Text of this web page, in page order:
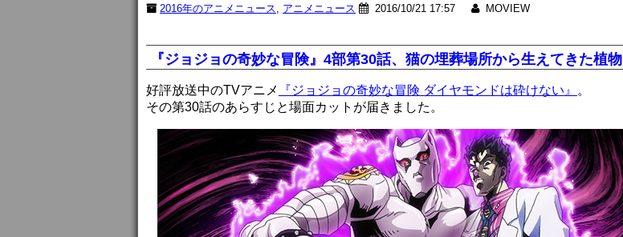
2016年のアニメニュース アニメニュース 2016/10/21 17:57 MOVIEW
『ジョジョの奇妙な冒険』4部第30話、猫の埋葬場所から生えてきた植物
好評放送中のTVアニメ 『ジョジョの奇妙な冒険 ダイヤモンドは砕けない』
。
その第30話のあらすじと場面カットが届きました。